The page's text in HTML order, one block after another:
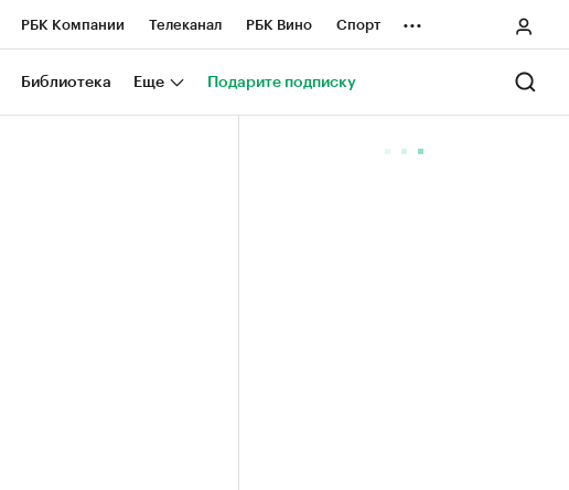
РБК Компании Телеканал РБК Вино Спорт
Национальные проекты Город
...
Библиотека Еще Подарите подписку